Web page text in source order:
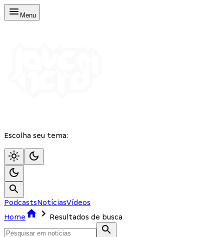
Menu
Escolha seu tema:
PodcastsNotíciasVídeos
Home
Resultados de busca